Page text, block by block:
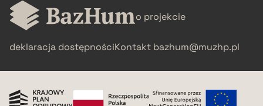
pobierz cytat
BIBTEX
o projekcie
deklaracja dostępnościKontakt bazhum@muzhp.pl